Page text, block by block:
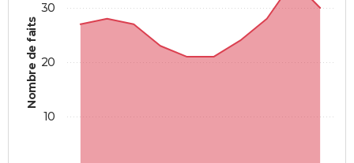
Nombre de faits
10
20
30